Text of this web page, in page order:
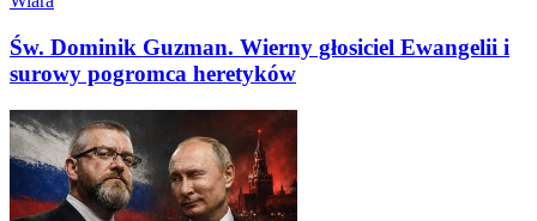
Św. Dominik Guzman. Wierny głosiciel Ewangelii i
surowy pogromca heretyków